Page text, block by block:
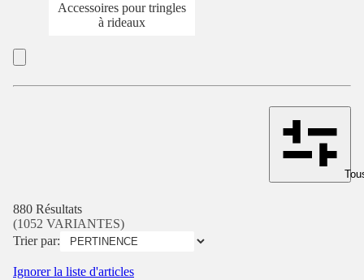
Accessoires pour tringles
à rideaux
880 Résultats
(1052 VARIANTES)
Trier par:
Ignorer la liste d'articles